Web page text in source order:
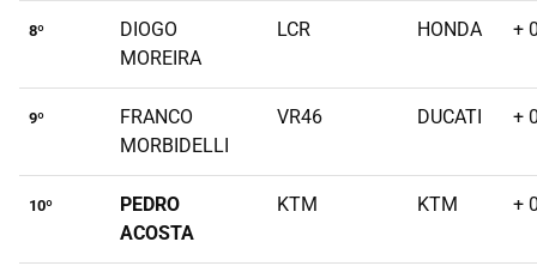
8º
DIOGO
MOREIRA
LCR HONDA +
9º
FRANCO
MORBIDELLI
VR46 DUCATI +
10º
PEDRO
ACOSTA
KTM KTM +